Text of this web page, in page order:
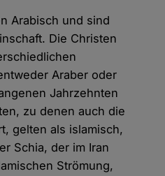
Arabisch und sind
Die Christen
Araber oder
Jahrzehnten
zu denen auch die
gelten als islamisch,
Schia, der im Iran
Strömung,